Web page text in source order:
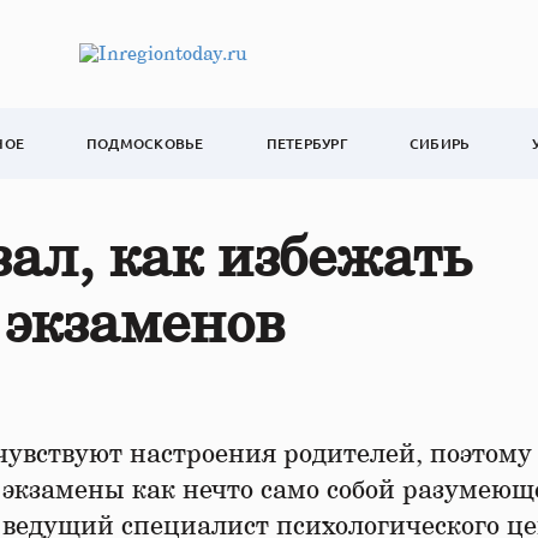
ПОДМОСКОВЬЕ ПЕТЕРБУРГ СИБИРЬ
как избежать
настроения родителей, поэтому
как нечто само собой
специалист психологического